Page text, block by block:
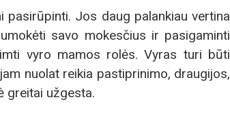
Jos daug palankiau vertina
savo mokesčius ir pasigaminti
vyro mamos rolės. Vyras turi būti
nuolat reikia pastiprinimo, draugijos,
greitai užgesta.